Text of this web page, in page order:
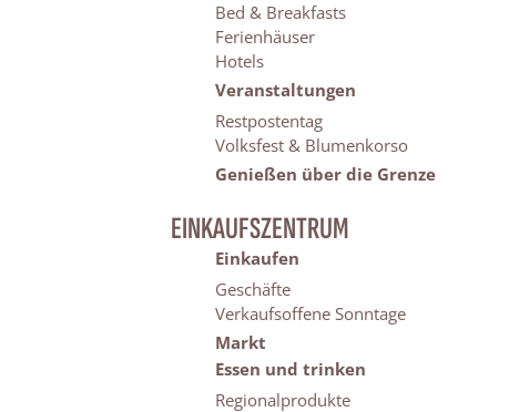
Bed & Breakfasts
Ferienhäuser
Hotels
Veranstaltungen
Restpostentag
Volksfest & Blumenkorso
Genießen über die Grenze
EINKAUFSZENTRUM
Einkaufen
Geschäfte
Verkaufsoffene Sonntage
Markt
Essen und trinken
Regionalprodukte